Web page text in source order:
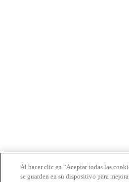
Al hacer clic en “Aceptar todas las
se guarden en su dispositivo para